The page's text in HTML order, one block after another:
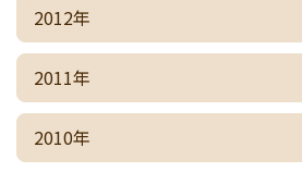
2012年
2011年
2010年